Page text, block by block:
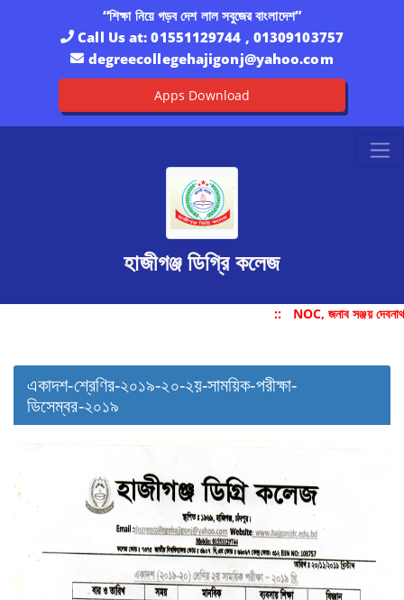
“শিক্ষা নিয়ে গড়ব দেশ লাল সবুজের বাংলাদেশ”
Call Us at:01551129744 , 01309103757
degreecollegehajigonj@yahoo.com
Apps Download
হাজীগঞ্জ ডিগ্রি কলেজ
:: NOC, জনাব সঞ্জয় দেবনাথ
একাদশ-শ্রেণির-২০১৯-২০-২য়-সাময়িক-পরীক্ষা-
ডিসেম্বর-২০১৯